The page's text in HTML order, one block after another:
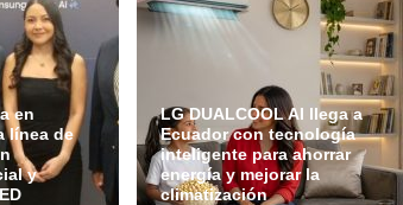
en
línea de
y
LG DUALCOOL AI llega a
Ecuador con tecnología
inteligente para ahorrar
energía y mejorar la
climatización